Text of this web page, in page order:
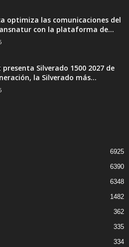
optimiza las comunicaciones del
con la plataforma de...
presenta Silverado 1500 2027 de
la Silverado más...
6925
6390
6348
1482
362
335
334